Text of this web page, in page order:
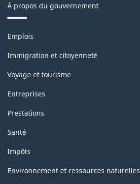
À propos du gouvernement
Thèmes
sujets
Emplois
Immigration et citoyenneté
Voyage et tourisme
Entreprises
Prestations
Santé
Impôts
Environnement et ressources naturelles